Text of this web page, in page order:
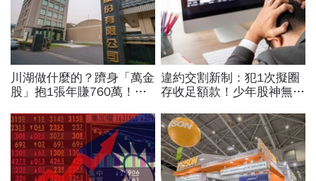
川湖做什麼的？躋身「萬金
股」抱1張年賺760萬！傳
根鐵憑什麼賣這麼貴」？
違約交割新制：犯1次擬圈
存收足額款！少年股神無本
違約交割後果「想貸款都
難」